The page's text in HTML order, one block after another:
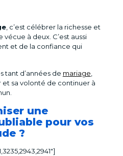
, c’est célébrer la richesse et
à deux. C’est aussi
et de la confiance qui
tant d’années de mariage
et sa volonté de continuer à
une
pour vos
?